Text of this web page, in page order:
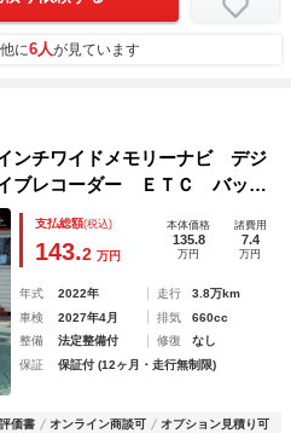
に6人が見ています
チワイドメモリーナビ デジ
ブレコーダー ＥＴＣ バック
ドア シートヒーター
支払総額(税込)
143.2 万円
本体価格
135.8
万円
諸費用
7.4
万円
年式 2022年 走行
3.8万km
車検
2027年4月 排気
660cc
整備
法定整備付 修復
なし
保証
保証付 (12ヶ月・走行無制限)
価書 オンライン商談可 オプション見積り可